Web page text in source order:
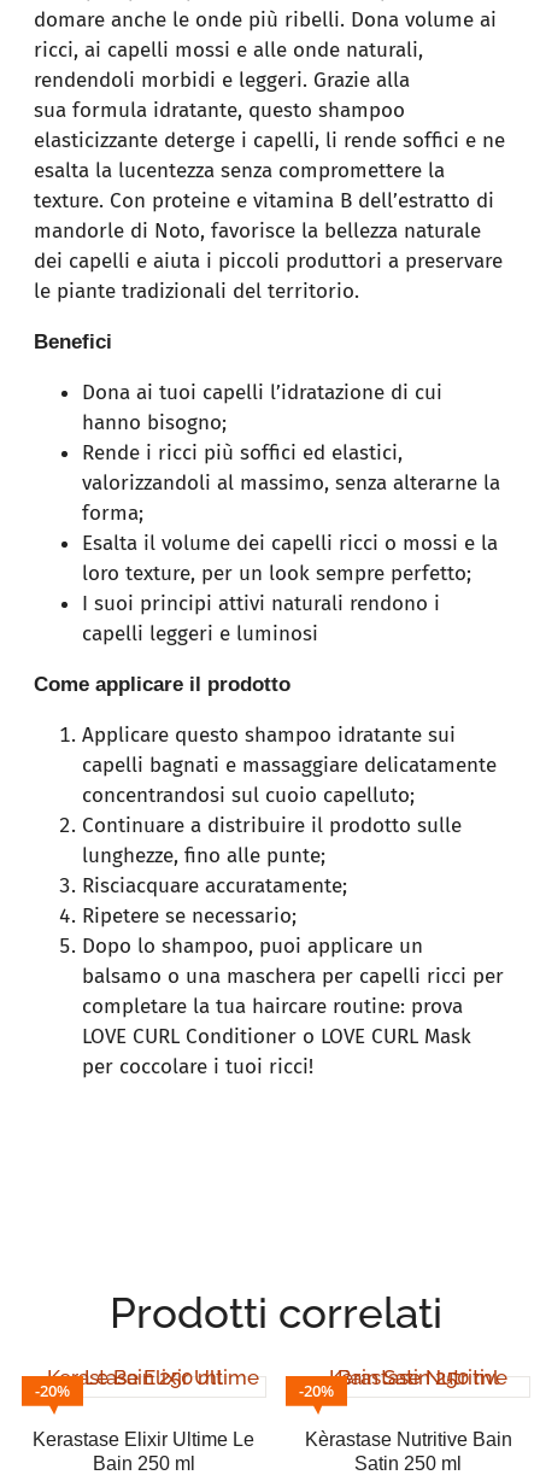
domare anche le onde più ribelli. Dona volume ai
ricci, ai capelli mossi e alle onde naturali,
rendendoli morbidi e leggeri. Grazie alla
sua formula idratante, questo shampoo
elasticizzante deterge i capelli, li rende soffici e ne
esalta la lucentezza senza compromettere la
texture. Con proteine e vitamina B dell’estratto di
mandorle di Noto, favorisce la bellezza naturale
dei capelli e aiuta i piccoli produttori a preservare
le piante tradizionali del territorio.
Benefici
Dona ai tuoi capelli l’idratazione di cui
hanno bisogno;
Rende i ricci più soffici ed elastici,
valorizzandoli al massimo, senza alterarne la
forma;
Esalta il volume dei capelli ricci o mossi e la
loro texture, per un look sempre perfetto;
I suoi principi attivi naturali rendono i
capelli leggeri e luminosi
Come applicare il prodotto
Applicare questo shampoo idratante sui
capelli bagnati e massaggiare delicatamente
concentrandosi sul cuoio capelluto;
Continuare a distribuire il prodotto sulle
lunghezze, fino alle punte;
Risciacquare accuratamente;
Ripetere se necessario;
Dopo lo shampoo, puoi applicare un
balsamo o una maschera per capelli ricci per
completare la tua haircare routine: prova
LOVE CURL Conditioner o LOVE CURL Mask
per coccolare i tuoi ricci!
Prodotti correlati
Kerastase Elixir Ultime Le
Bain 250 ml
Kèrastase Nutritive Bain
Satin 250 ml
20% 20%